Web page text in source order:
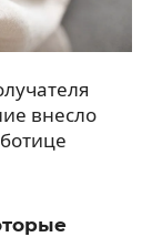
внесло